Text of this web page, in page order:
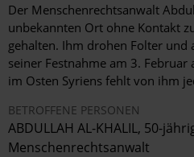
Der Menschenrechtsanwalt
unbekannten Ort ohne Kontakt
gehalten. Ihm drohen Folter und
seiner Festnahme am 3. Februar
im Osten Syriens fehlt von ihm
BETROFFENE PERSONEN
ABDULLAH AL-KHALIL, 50-
Menschenrechtsanwalt